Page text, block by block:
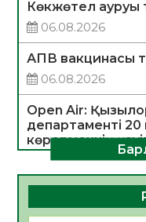
Көкжөтел ауруы
06.08.2026
АПВ вакцинасы
06.08.2026
Open Air:
департаменті
көрерменнің
06.08.2026
ҚЫЗЫЛОРДАДА
ЖАРҚЫН